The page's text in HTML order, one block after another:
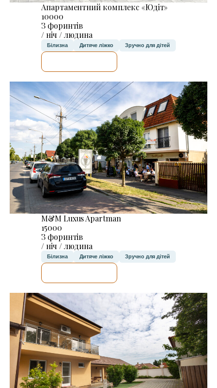
Апартаментний комплекс «Юдіт»
10000
З форинтів
/ ніч / людина
Білизна Дитяче ліжко Зручно для дітей
M&M Luxus Apartman
15000
З форинтів
/ ніч / людина
Білизна Дитяче ліжко Зручно для дітей